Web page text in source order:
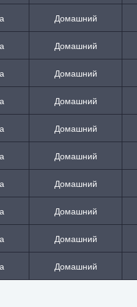
Домашний
Домашний
Домашний
Домашний
Домашний
Домашний
Домашний
Домашний
Домашний
Домашний